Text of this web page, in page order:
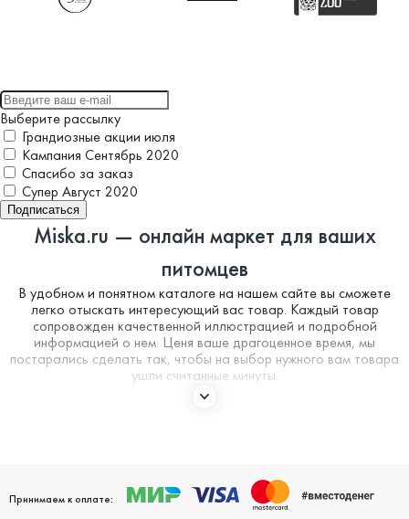
Выберите рассылку
Грандиозные акции июля
Кампания Сентябрь 2020
Спасибо за заказ
Супер Август 2020
Подписаться
Miska.ru — онлайн маркет для ваших
питомцев
В удобном и понятном каталоге на нашем сайте вы сможете
легко отыскать интересующий вас товар. Каждый товар
сопровожден качественной иллюстрацией и подробной
информацией о нем. Ценя ваше драгоценное время, мы
постарались сделать так, чтобы на выбор нужного вам товара
ушли считанные минуты.
и ветеринарные препараты. Вся продукция, представленная в
нашем магазине, сертифицирована и соответствует высоким
стандартам качества.
Принимаем к оплате: